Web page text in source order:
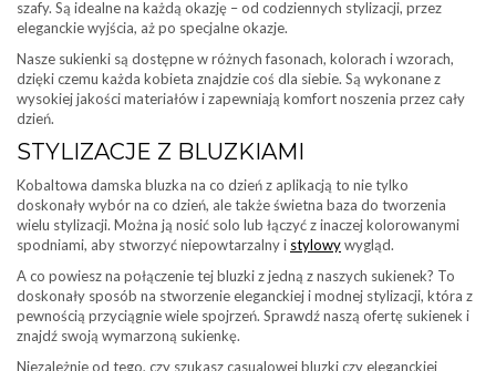
szafy. Są idealne na każdą okazję – od codziennych stylizacji, przez
eleganckie wyjścia, aż po specjalne okazje.
Nasze sukienki są dostępne w różnych fasonach, kolorach i wzorach,
dzięki czemu każda kobieta znajdzie coś dla siebie. Są wykonane z
wysokiej jakości materiałów i zapewniają komfort noszenia przez cały
dzień.
STYLIZACJE Z BLUZKIAMI
Kobaltowa damska bluzka na co dzień z aplikacją to nie tylko
doskonały wybór na co dzień, ale także świetna baza do tworzenia
wielu stylizacji. Można ją nosić solo lub łączyć z inaczej kolorowanymi
spodniami, aby stworzyć niepowtarzalny i stylowywygląd.
A co powiesz na połączenie tej bluzki z jedną z naszych sukienek? To
doskonały sposób na stworzenie eleganckiej i modnej stylizacji, która z
pewnością przyciągnie wiele spojrzeń. Sprawdź naszą ofertę sukienek i
znajdź swoją wymarzoną sukienkę.
Niezależnie od tego, czy szukasz casualowej bluzki czy eleganckiej